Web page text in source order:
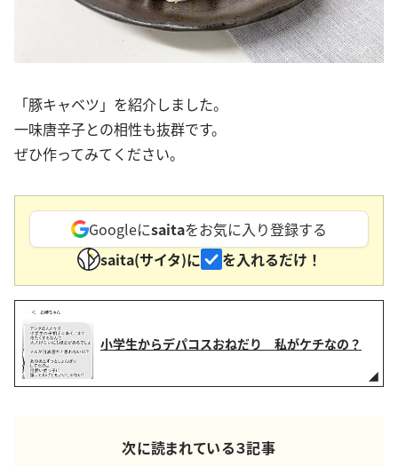
「豚キャベツ」を紹介しました。
一味唐辛子との相性も抜群です。
ぜひ作ってみてください。
Googleにsaitaをお気に入り登録する
saita(サイタ)に
を入れるだけ！
小学生からデパコスおねだり 私がケチなの？
次に読まれている３記事